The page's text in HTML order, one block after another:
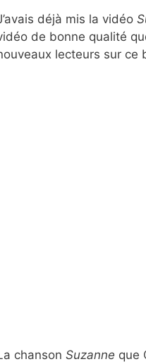
déjà mis la vidéo
de bonne qualité
lecteurs sur ce
chanson Suzanne que